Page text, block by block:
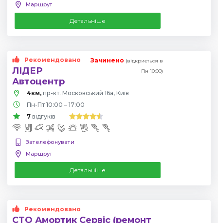
Маршрут
Детальніше
Рекомендовано
ЛІДЕР
Автоцентр
Зачинено (відкриється в
Пн 10:00)
4км, пр-кт. Московський 16а, Київ
Пн-Пт 10:00 – 17:00
7 відгуків
Зателефонувати
Маршрут
Детальніше
Рекомендовано
СТО Амортик Сервіс (ремонт